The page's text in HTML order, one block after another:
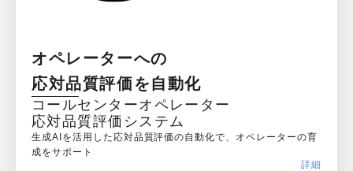
オペレーターへの
応対品質評価を自動化
コールセンターオペレーター
応対品質評価システム
生成AIを活用した応対品質評価の自動化で、オペレーターの育
成をサポート
詳細